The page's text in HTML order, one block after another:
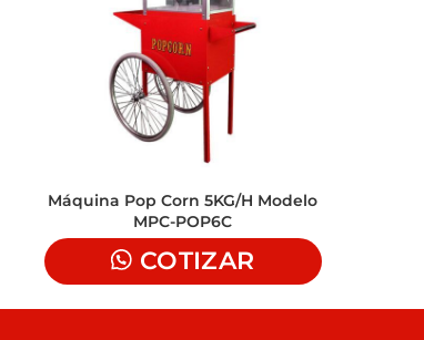
Máquina Pop Corn 5KG/H Modelo
MPC-POP6C
COTIZAR